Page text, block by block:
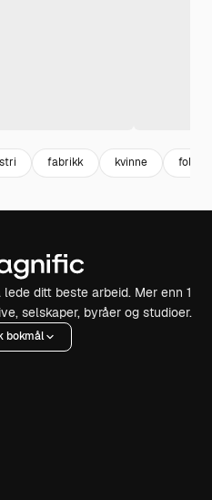
fabrikk kvinne folk
ditt beste arbeid. Mer enn 1
selskaper, byråer og studioer.
bokmål